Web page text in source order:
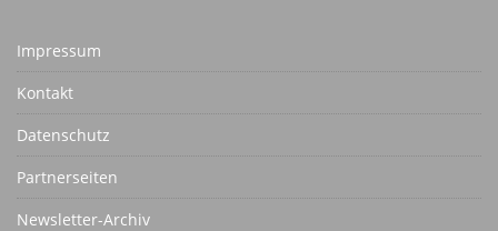
Impressum
Kontakt
Datenschutz
Partnerseiten
Newsletter-Archiv